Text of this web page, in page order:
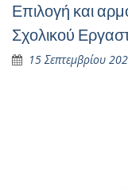
Επιλογή και
Σχολικού
15 Σεπτεμβρίου